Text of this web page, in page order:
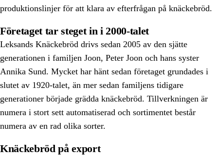
produktionslinjer för att klara av efterfrågan på knäckebröd.
Företaget tar steget in i 2000-talet
Leksands Knäckebröd drivs sedan 2005 av den sjätte
generationen i familjen Joon, Peter Joon och hans syster
Annika Sund. Mycket har hänt sedan företaget grundades i
slutet av 1920-talet, än mer sedan familjens tidigare
generationer började grädda knäckebröd. Tillverkningen är
numera i stort sett automatiserad och sortimentet består
numera av en rad olika sorter.
Knäckebröd på export